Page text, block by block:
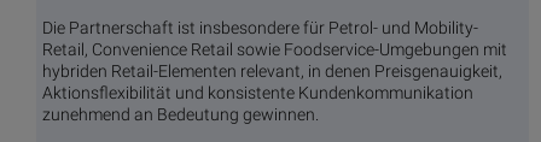
Die Partnerschaft ist insbesondere für Petrol- und Mobility-
Retail, Convenience Retail sowie Foodservice-Umgebungen mit
hybriden Retail-Elementen relevant, in denen Preisgenauigkeit,
Aktionsflexibilität und konsistente Kundenkommunikation
zunehmend an Bedeutung gewinnen.